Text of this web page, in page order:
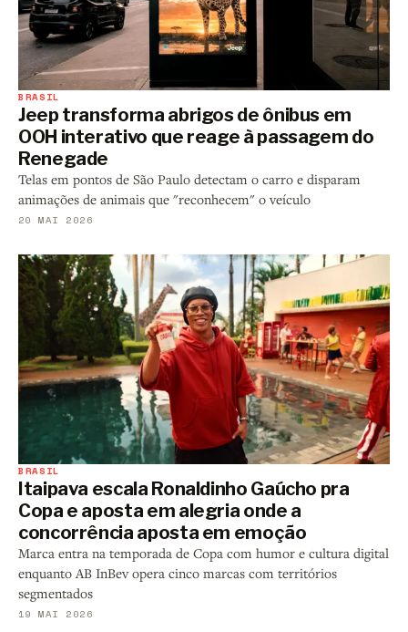
BRASIL
Jeep transforma abrigos de ônibus em
OOH interativo que reage à passagem do
Renegade
Telas em pontos de São Paulo detectam o carro e disparam
animações de animais que "reconhecem" o veículo
20 MAI 2026
BRASIL
Itaipava escala Ronaldinho Gaúcho pra
Copa e aposta em alegria onde a
concorrência aposta em emoção
Marca entra na temporada de Copa com humor e cultura digital
enquanto AB InBev opera cinco marcas com territórios
segmentados
19 MAI 2026